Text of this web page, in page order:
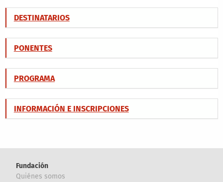
DESTINATARIOS
PONENTES
PROGRAMA
INFORMACIÓN E INSCRIPCIONES
Fundación
Quiénes somos